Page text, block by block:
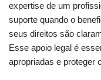
expertise de um
suporte quando o
seus direitos são
Esse apoio legal é
apropriadas e proteger